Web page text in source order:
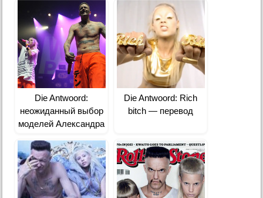
Die Antwoord:
неожиданный выбор
моделей Александра
Die Antwoord: Rich
bitch — перевод